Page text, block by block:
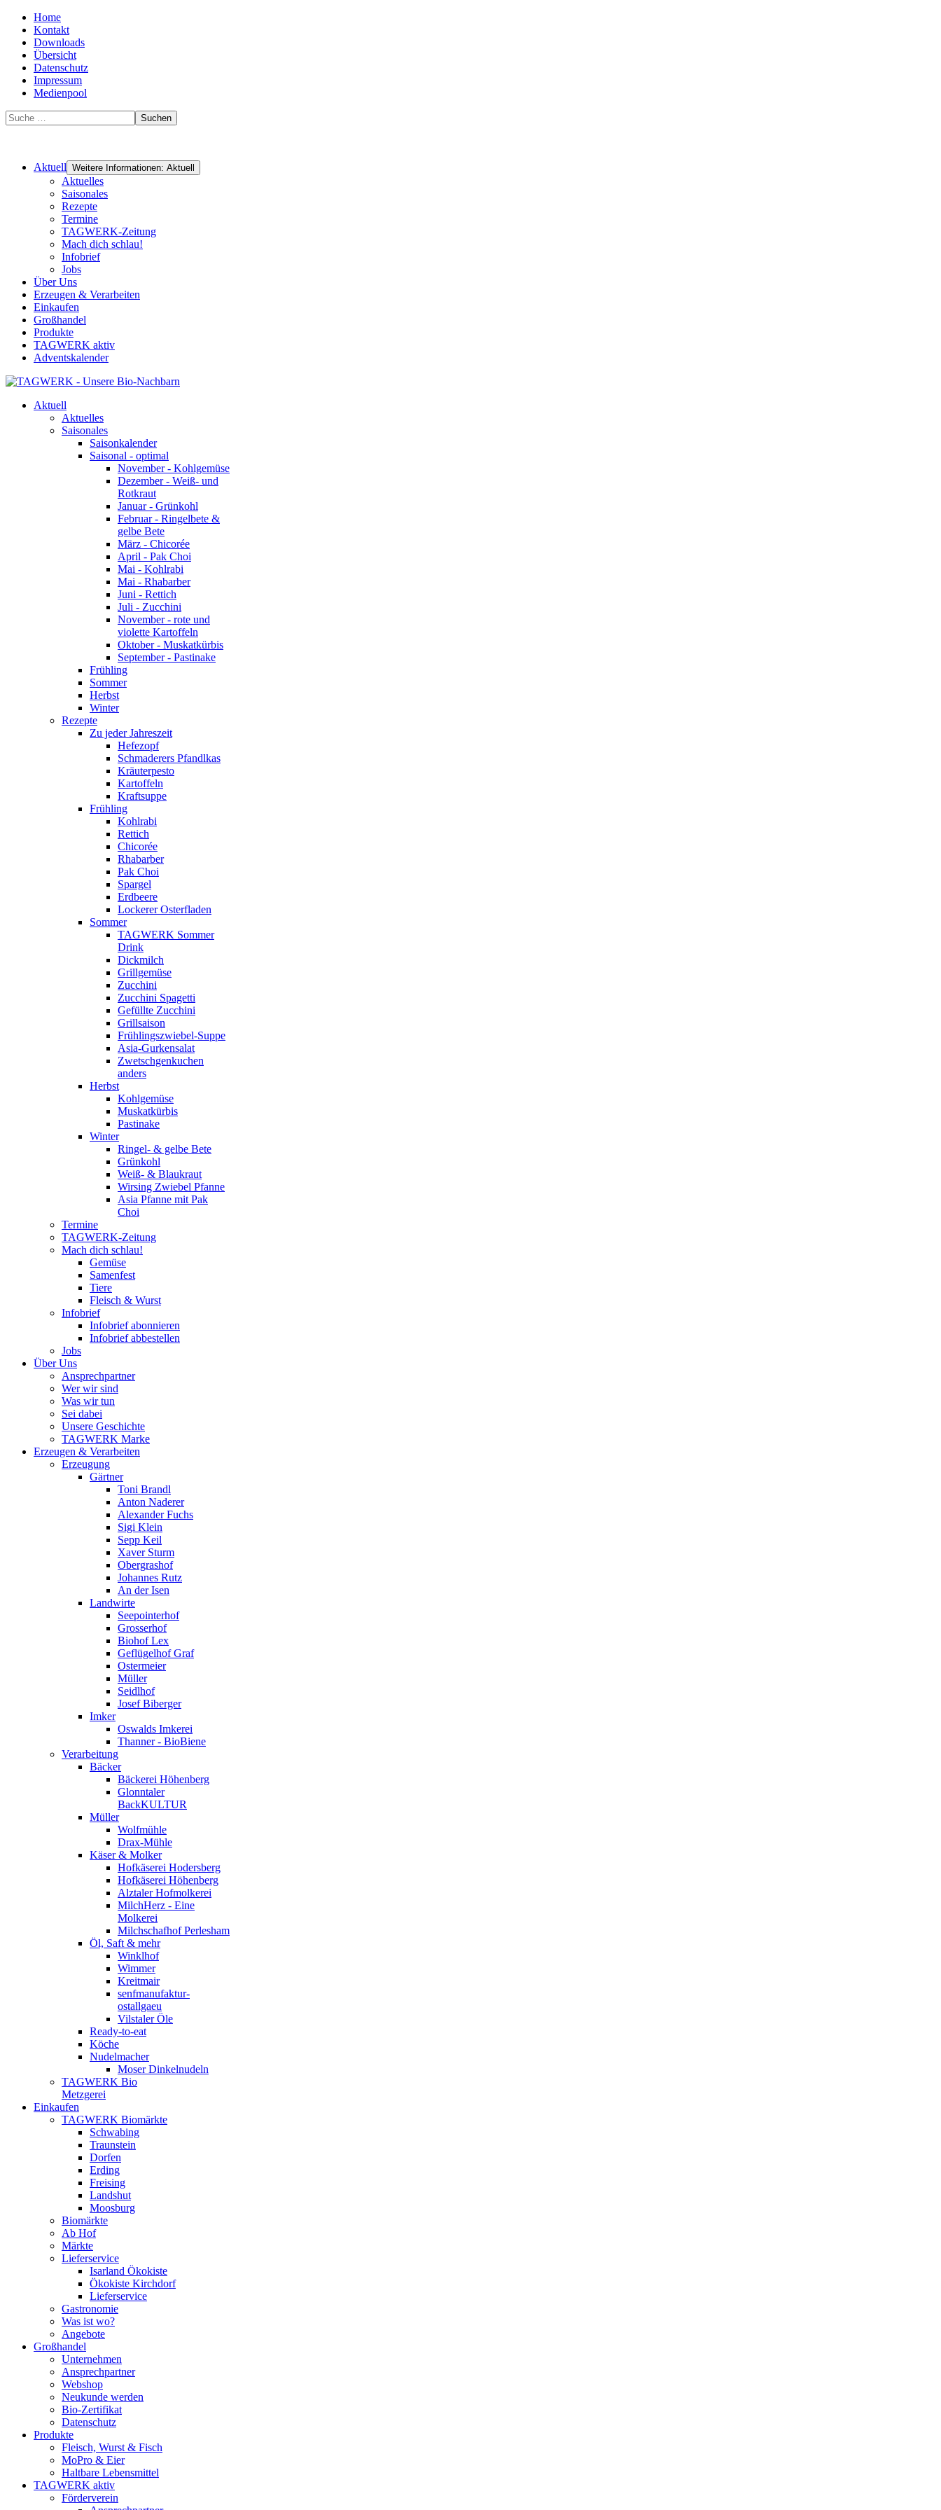
Home
Kontakt
Downloads
Übersicht
Datenschutz
Impressum
Medienpool
Suchen
Aktuell Weitere Informationen: Aktuell
Aktuelles
Saisonales
Rezepte
Termine
TAGWERK-Zeitung
Mach dich schlau!
Infobrief
Jobs
Über Uns
Erzeugen & Verarbeiten
Einkaufen
Großhandel
Produkte
TAGWERK aktiv
Adventskalender
Aktuell
Aktuelles
Saisonales
Saisonkalender
Saisonal - optimal
November - Kohlgemüse
Dezember - Weiß- und
Rotkraut
Januar - Grünkohl
Februar - Ringelbete &
gelbe Bete
März - Chicorée
April - Pak Choi
Mai - Kohlrabi
Mai - Rhabarber
Juni - Rettich
Juli - Zucchini
November - rote und
violette Kartoffeln
Oktober - Muskatkürbis
September - Pastinake
Frühling
Sommer
Herbst
Winter
Rezepte
Zu jeder Jahreszeit
Hefezopf
Schmaderers Pfandlkas
Kräuterpesto
Kartoffeln
Kraftsuppe
Frühling
Kohlrabi
Rettich
Chicorée
Rhabarber
Pak Choi
Spargel
Erdbeere
Lockerer Osterfladen
Sommer
TAGWERK Sommer
Drink
Dickmilch
Grillgemüse
Zucchini
Zucchini Spagetti
Gefüllte Zucchini
Grillsaison
Frühlingszwiebel-Suppe
Asia-Gurkensalat
Zwetschgenkuchen
anders
Herbst
Kohlgemüse
Muskatkürbis
Pastinake
Winter
Ringel- & gelbe Bete
Grünkohl
Weiß- & Blaukraut
Wirsing Zwiebel Pfanne
Asia Pfanne mit Pak
Choi
Termine
TAGWERK-Zeitung
Mach dich schlau!
Gemüse
Samenfest
Tiere
Fleisch & Wurst
Infobrief
Infobrief abonnieren
Infobrief abbestellen
Jobs
Über Uns
Ansprechpartner
Wer wir sind
Was wir tun
Sei dabei
Unsere Geschichte
TAGWERK Marke
Erzeugen & Verarbeiten
Erzeugung
Gärtner
Toni Brandl
Anton Naderer
Alexander Fuchs
Sigi Klein
Sepp Keil
Xaver Sturm
Obergrashof
Johannes Rutz
An der Isen
Landwirte
Seepointerhof
Grosserhof
Biohof Lex
Geflügelhof Graf
Ostermeier
Müller
Seidlhof
Josef Biberger
Imker
Oswalds Imkerei
Thanner - BioBiene
Verarbeitung
Bäcker
Bäckerei Höhenberg
Glonntaler
BackKULTUR
Müller
Wolfmühle
Drax-Mühle
Käser & Molker
Hofkäserei Hodersberg
Hofkäserei Höhenberg
Alztaler Hofmolkerei
MilchHerz - Eine
Molkerei
Milchschafhof Perlesham
Öl, Saft & mehr
Winklhof
Wimmer
Kreitmair
senfmanufaktur-
ostallgaeu
Vilstaler Öle
Ready-to-eat
Köche
Nudelmacher
Moser Dinkelnudeln
TAGWERK Bio
Metzgerei
Einkaufen
TAGWERK Biomärkte
Schwabing
Traunstein
Dorfen
Erding
Freising
Landshut
Moosburg
Biomärkte
Ab Hof
Märkte
Lieferservice
Isarland Ökokiste
Ökokiste Kirchdorf
Lieferservice
Gastronomie
Was ist wo?
Angebote
Großhandel
Unternehmen
Ansprechpartner
Webshop
Neukunde werden
Bio-Zertifikat
Datenschutz
Produkte
Fleisch, Wurst & Fisch
MoPro & Eier
Haltbare Lebensmittel
TAGWERK aktiv
Förderverein